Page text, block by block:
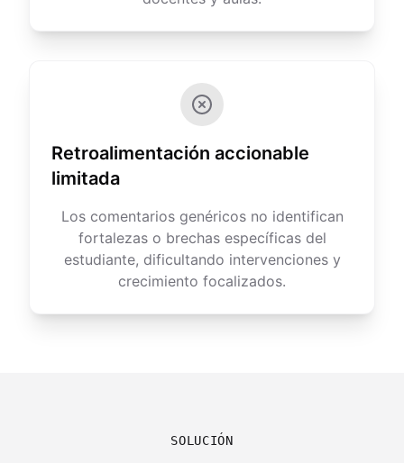
Retroalimentación accionable
limitada
Los comentarios genéricos no identifican
fortalezas o brechas específicas del
estudiante, dificultando intervenciones y
crecimiento focalizados.
SOLUCIÓN